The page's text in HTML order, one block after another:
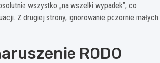
wszystko „na wszelki wypadek”, co
Z drugiej strony, ignorowanie pozornie małych
RODO